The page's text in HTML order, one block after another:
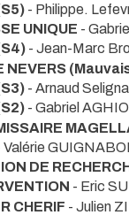
- Philippe.
UNIQUE -
- Jean-Marc
NEVERS
- Arnaud
- Gabriel
Valérie
DE
- Eric
CHERIF - Julien